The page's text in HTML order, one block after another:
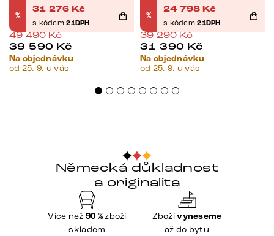
černá
%
31 276 Kč
s kódem21DPH
49 490Kč
39 590 Kč
Na objednávku
od 25. 9. u vás
černá
%
24 798 Kč
s kódem21DPH
39 290Kč
31 390 Kč
Na objednávku
od 25. 9. u vás
Německá důkladnost
a originalita
Více než 90 %zboží
skladem
Zbožívyneseme
až do bytu